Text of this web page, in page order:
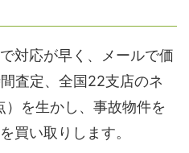
対応が早く、メールで価
査定、全国22支店のネ
を生かし、事故物件を
買い取りします。